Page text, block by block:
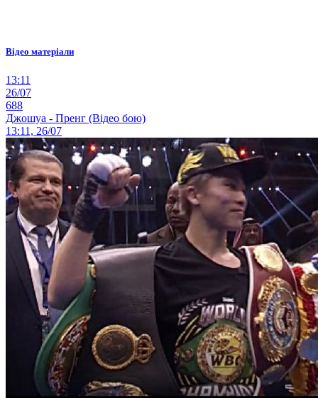
Відео матеріали
13:11
26/07
688
Джошуа - Пренг (Відео бою)
13:11, 26/07